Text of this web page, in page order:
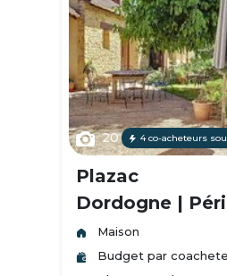
20 4 co-acheteurs
Plazac
Dordogne |
Maison
Budget par